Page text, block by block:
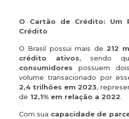
O Cartão de Crédito: Um
Crédito
O Brasil possui mais de 212
crédito ativos, sendo
consumidores possuem
volume transacionado por
2,4 trilhões em 2023,
de 12,1% em relação a 2022.
Com sua capacidade de